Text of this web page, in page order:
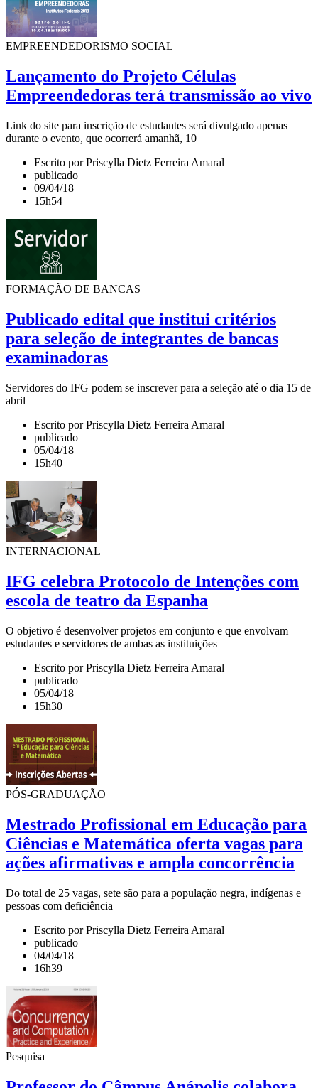
EMPREENDEDORISMO SOCIAL
Lançamento do Projeto Células
Empreendedoras terá transmissão ao vivo
Link do site para inscrição de estudantes será divulgado apenas
durante o evento, que ocorrerá amanhã, 10
Escrito por Priscylla Dietz Ferreira Amaral
publicado
09/04/18
15h54
FORMAÇÃO DE BANCAS
Publicado edital que institui critérios
para seleção de integrantes de bancas
examinadoras
Servidores do IFG podem se inscrever para a seleção até o dia 15 de
abril
Escrito por Priscylla Dietz Ferreira Amaral
publicado
05/04/18
15h40
INTERNACIONAL
IFG celebra Protocolo de Intenções com
escola de teatro da Espanha
O objetivo é desenvolver projetos em conjunto e que envolvam
estudantes e servidores de ambas as instituições
Escrito por Priscylla Dietz Ferreira Amaral
publicado
05/04/18
15h30
PÓS-GRADUAÇÃO
Mestrado Profissional em Educação para
Ciências e Matemática oferta vagas para
ações afirmativas e ampla concorrência
Do total de 25 vagas, sete são para a população negra, indígenas e
pessoas com deficiência
Escrito por Priscylla Dietz Ferreira Amaral
publicado
04/04/18
16h39
Pesquisa